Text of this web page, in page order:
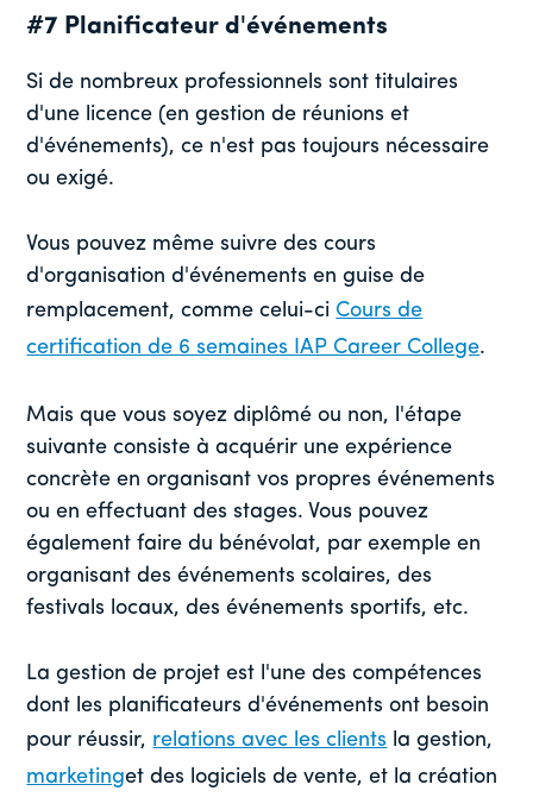
#7 Planificateur d'événements
Si de nombreux professionnels sont titulaires
d'une licence (en gestion de réunions et
d'événements), ce n'est pas toujours nécessaire
ou exigé.
Vous pouvez même suivre des cours
d'organisation d'événements en guise de
remplacement, comme celui-ci Cours de
certification de 6 semaines IAP Career College.
Mais que vous soyez diplômé ou non, l'étape
suivante consiste à acquérir une expérience
concrète en organisant vos propres événements
ou en effectuant des stages. Vous pouvez
également faire du bénévolat, par exemple en
organisant des événements scolaires, des
festivals locaux, des événements sportifs, etc.
La gestion de projet est l'une des compétences
dont les planificateurs d'événements ont besoin
pour réussir, relations avec les clients la gestion,
marketinget des logiciels de vente, et la création